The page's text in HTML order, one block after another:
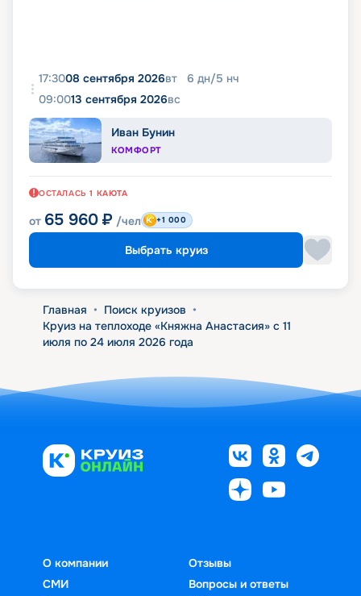
17:3008 сентября 2026вт 6 дн/5 нч
09:0013 сентября 2026вс
Иван Бунин
КОМФОРТ
ОСТАЛАСЬ 1 КАЮТА
от 65 960 ₽ /чел +1 000
Выбрать круиз
Главная • Поиск круизов •
Круиз на теплоходе «Княжна Анастасия» с 11
июля по 24 июля 2026 года
О компании
СМИ
Отзывы
Вопросы и ответы